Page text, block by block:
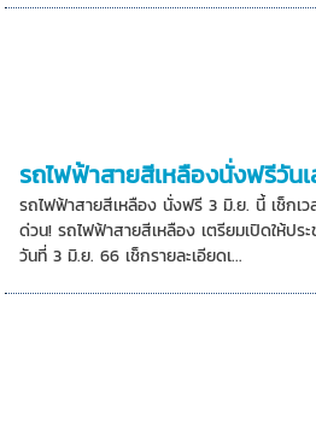
รถไฟฟ้าสายสีเหลืองนั่งฟรีวัน
รถไฟฟ้าสายสีเหลือง นั่งฟรี 3 มิ.ย. นี้ เช็กเ
ด่วน! รถไฟฟ้าสายสีเหลือง เตรียมเปิดให้ปร
วันที่ 3 มิ.ย. 66 เช็กรายละเอียดเ...